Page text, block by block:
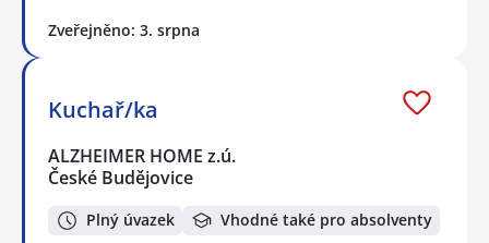
Zveřejněno: 3. srpna
Kuchař/ka
ALZHEIMER HOME z.ú.
České Budějovice
Plný úvazek Vhodné také pro absolventy